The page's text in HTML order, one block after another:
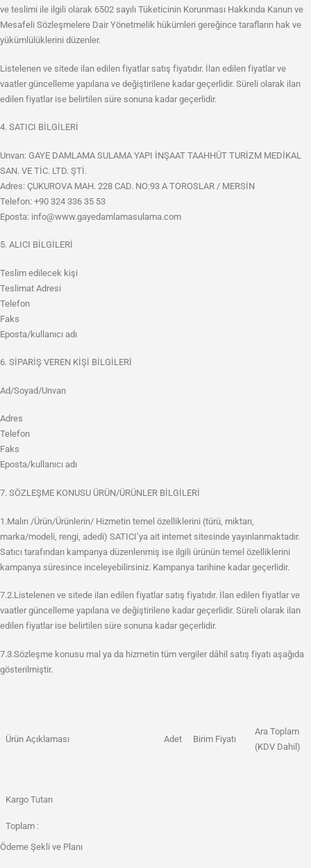
ve teslimi ile ilgili olarak 6502 sayılı Tüketicinin Korunması Hakkında Kanun ve
Mesafeli Sözleşmelere Dair Yönetmelik hükümleri gereğince tarafların hak ve
yükümlülüklerini düzenler.
Listelenen ve sitede ilan edilen fiyatlar satış fiyatıdır. İlan edilen fiyatlar ve
vaatler güncelleme yapılana ve değiştirilene kadar geçerlidir. Süreli olarak ilan
edilen fiyatlar ise belirtilen süre sonuna kadar geçerlidir.
4. SATICI BİLGİLERİ
Unvan: GAYE DAMLAMA SULAMA YAPI İNŞAAT TAAHHÜT TURİZM MEDİKAL
SAN. VE TİC. LTD. ŞTİ.
Adres: ÇUKUROVA MAH. 228 CAD. NO:93 A TOROSLAR / MERSİN
Telefon: ‎+90 324 336 35 53
Eposta: info@www.gayedamlamasulama.com
5. ALICI BİLGİLERİ
Teslim edilecek kişi
Teslimat Adresi
Telefon
Faks
Eposta/kullanıcı adı
6. SİPARİŞ VEREN KİŞİ BİLGİLERİ
Ad/Soyad/Unvan
Adres
Telefon
Faks
Eposta/kullanıcı adı
7. SÖZLEŞME KONUSU ÜRÜN/ÜRÜNLER BİLGİLERİ
1.Malın /Ürün/Ürünlerin/ Hizmetin temel özelliklerini (türü, miktarı,
marka/modeli, rengi, adedi) SATICI’ya ait internet sitesinde yayınlanmaktadır.
Satıcı tarafından kampanya düzenlenmiş ise ilgili ürünün temel özelliklerini
kampanya süresince inceleyebilirsiniz. Kampanya tarihine kadar geçerlidir.
7.2.Listelenen ve sitede ilan edilen fiyatlar satış fiyatıdır. İlan edilen fiyatlar ve
vaatler güncelleme yapılana ve değiştirilene kadar geçerlidir. Süreli olarak ilan
edilen fiyatlar ise belirtilen süre sonuna kadar geçerlidir.
7.3.Sözleşme konusu mal ya da hizmetin tüm vergiler dâhil satış fiyatı aşağıda
gösterilmiştir.
Ürün Açıklaması Adet Birim Fiyatı
Ara Toplam
(KDV Dahil)
Kargo Tutarı
Toplam :
Ödeme Şekli ve Planı